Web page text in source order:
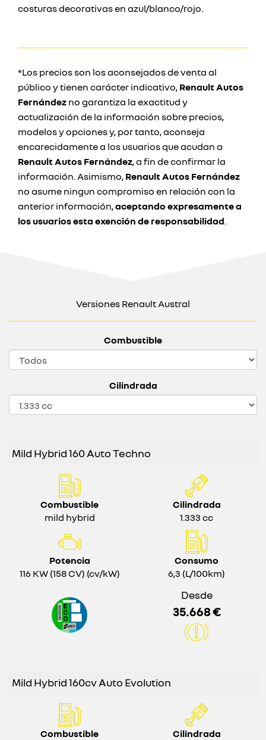
costuras decorativas en azul/blanco/rojo.
*Los precios son los aconsejados de venta al
público y tienen carácter indicativo, Renault Autos
Fernández no garantiza la exactitud y
actualización de la información sobre precios,
modelos y opciones y, por tanto, aconseja
encarecidamente a los usuarios que acudan a
Renault Autos Fernández, a fin de confirmar la
información. Asimismo, Renault Autos Fernández
no asume ningun compromiso en relación con la
anterior información,aceptando expresamente a
los usuarios esta exención de responsabilidad.
Versiones Renault Austral
Combustible
Cilindrada
Mild Hybrid 160 Auto Techno
Combustible
mild hybrid
Cilindrada
1.333 cc
Potencia
116 KW (158 CV) (cv/kW)
Consumo
6,3 (L/100km)
Desde
35.668 €
Mild Hybrid 160cv Auto Evolution
Combustible
Cilindrada